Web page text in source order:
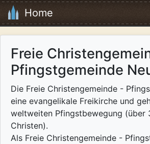
Home
Freie
Pfingstgemeinde
Die Freie Christengemeinde -
eine evangelikale Freikirche und
weltweiten Pfingstbewegung (über
Christen).
Als Freie Christengemeinde -